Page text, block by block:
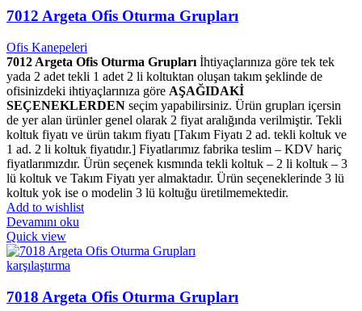
7012 Argeta Ofis Oturma Grupları
Ofis Kanepeleri
7012 Argeta Ofis Oturma Grupları İhtiyaçlarınıza göre tek tek
yada 2 adet tekli 1 adet 2 li koltuktan oluşan takım şeklinde de
ofisinizdeki ihtiyaçlarınıza göre AŞAĞIDAKİ
SEÇENEKLERDEN seçim yapabilirsiniz. Ürün grupları içersin
de yer alan ürünler genel olarak 2 fiyat aralığında verilmiştir. Tekli
koltuk fiyatı ve ürün takım fiyatı [Takım Fiyatı 2 ad. tekli koltuk ve
1 ad. 2 li koltuk fiyatıdır.] Fiyatlarımız fabrika teslim – KDV hariç
fiyatlarımızdır. Ürün seçenek kısmında tekli koltuk – 2 li koltuk – 3
lü koltuk ve Takım Fiyatı yer almaktadır. Ürün seçeneklerinde 3 lü
koltuk yok ise o modelin 3 lü koltuğu üretilmemektedir.
Add to wishlist
Devamını oku
Quick view
karşılaştırma
7018 Argeta Ofis Oturma Grupları